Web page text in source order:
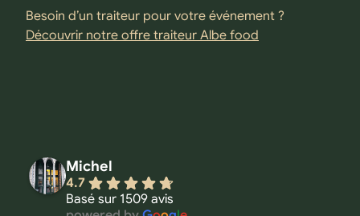
Besoin d’un traiteur pour votre événement ?
Découvrir notre offre traiteur Albe food
Michel
4.7
Basé sur 1509 avis